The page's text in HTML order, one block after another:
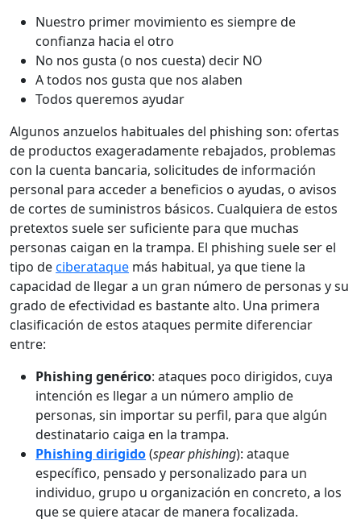
Nuestro primer movimiento es siempre de
confianza hacia el otro
No nos gusta (o nos cuesta) decir NO
A todos nos gusta que nos alaben
Todos queremos ayudar
Algunos anzuelos habituales del phishing son: ofertas
de productos exageradamente rebajados, problemas
con la cuenta bancaria, solicitudes de información
personal para acceder a beneficios o ayudas, o avisos
de cortes de suministros básicos. Cualquiera de estos
pretextos suele ser suficiente para que muchas
personas caigan en la trampa. El phishing suele ser el
tipo deciberataque más habitual, ya que tiene la
capacidad de llegar a un gran número de personas y su
grado de efectividad es bastante alto. Una primera
clasificación de estos ataques permite diferenciar
entre:
Phishing genérico: ataques poco dirigidos, cuya
intención es llegar a un número amplio de
personas, sin importar su perfil, para que algún
destinatario caiga en la trampa.
Phishing dirigido(spear phishing): ataque
específico, pensado y personalizado para un
individuo, grupo u organización en concreto, a los
que se quiere atacar de manera focalizada.